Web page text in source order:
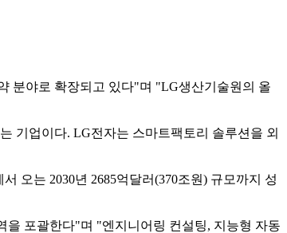
분야로 확장되고 있다"며 "LG생산기술원의 올
기업이다. LG전자는 스마트팩토리 솔루션을 외
오는 2030년 2685억달러(370조원) 규모까지 성
을 포괄한다"며 "엔지니어링 컨설팅, 지능형 자동